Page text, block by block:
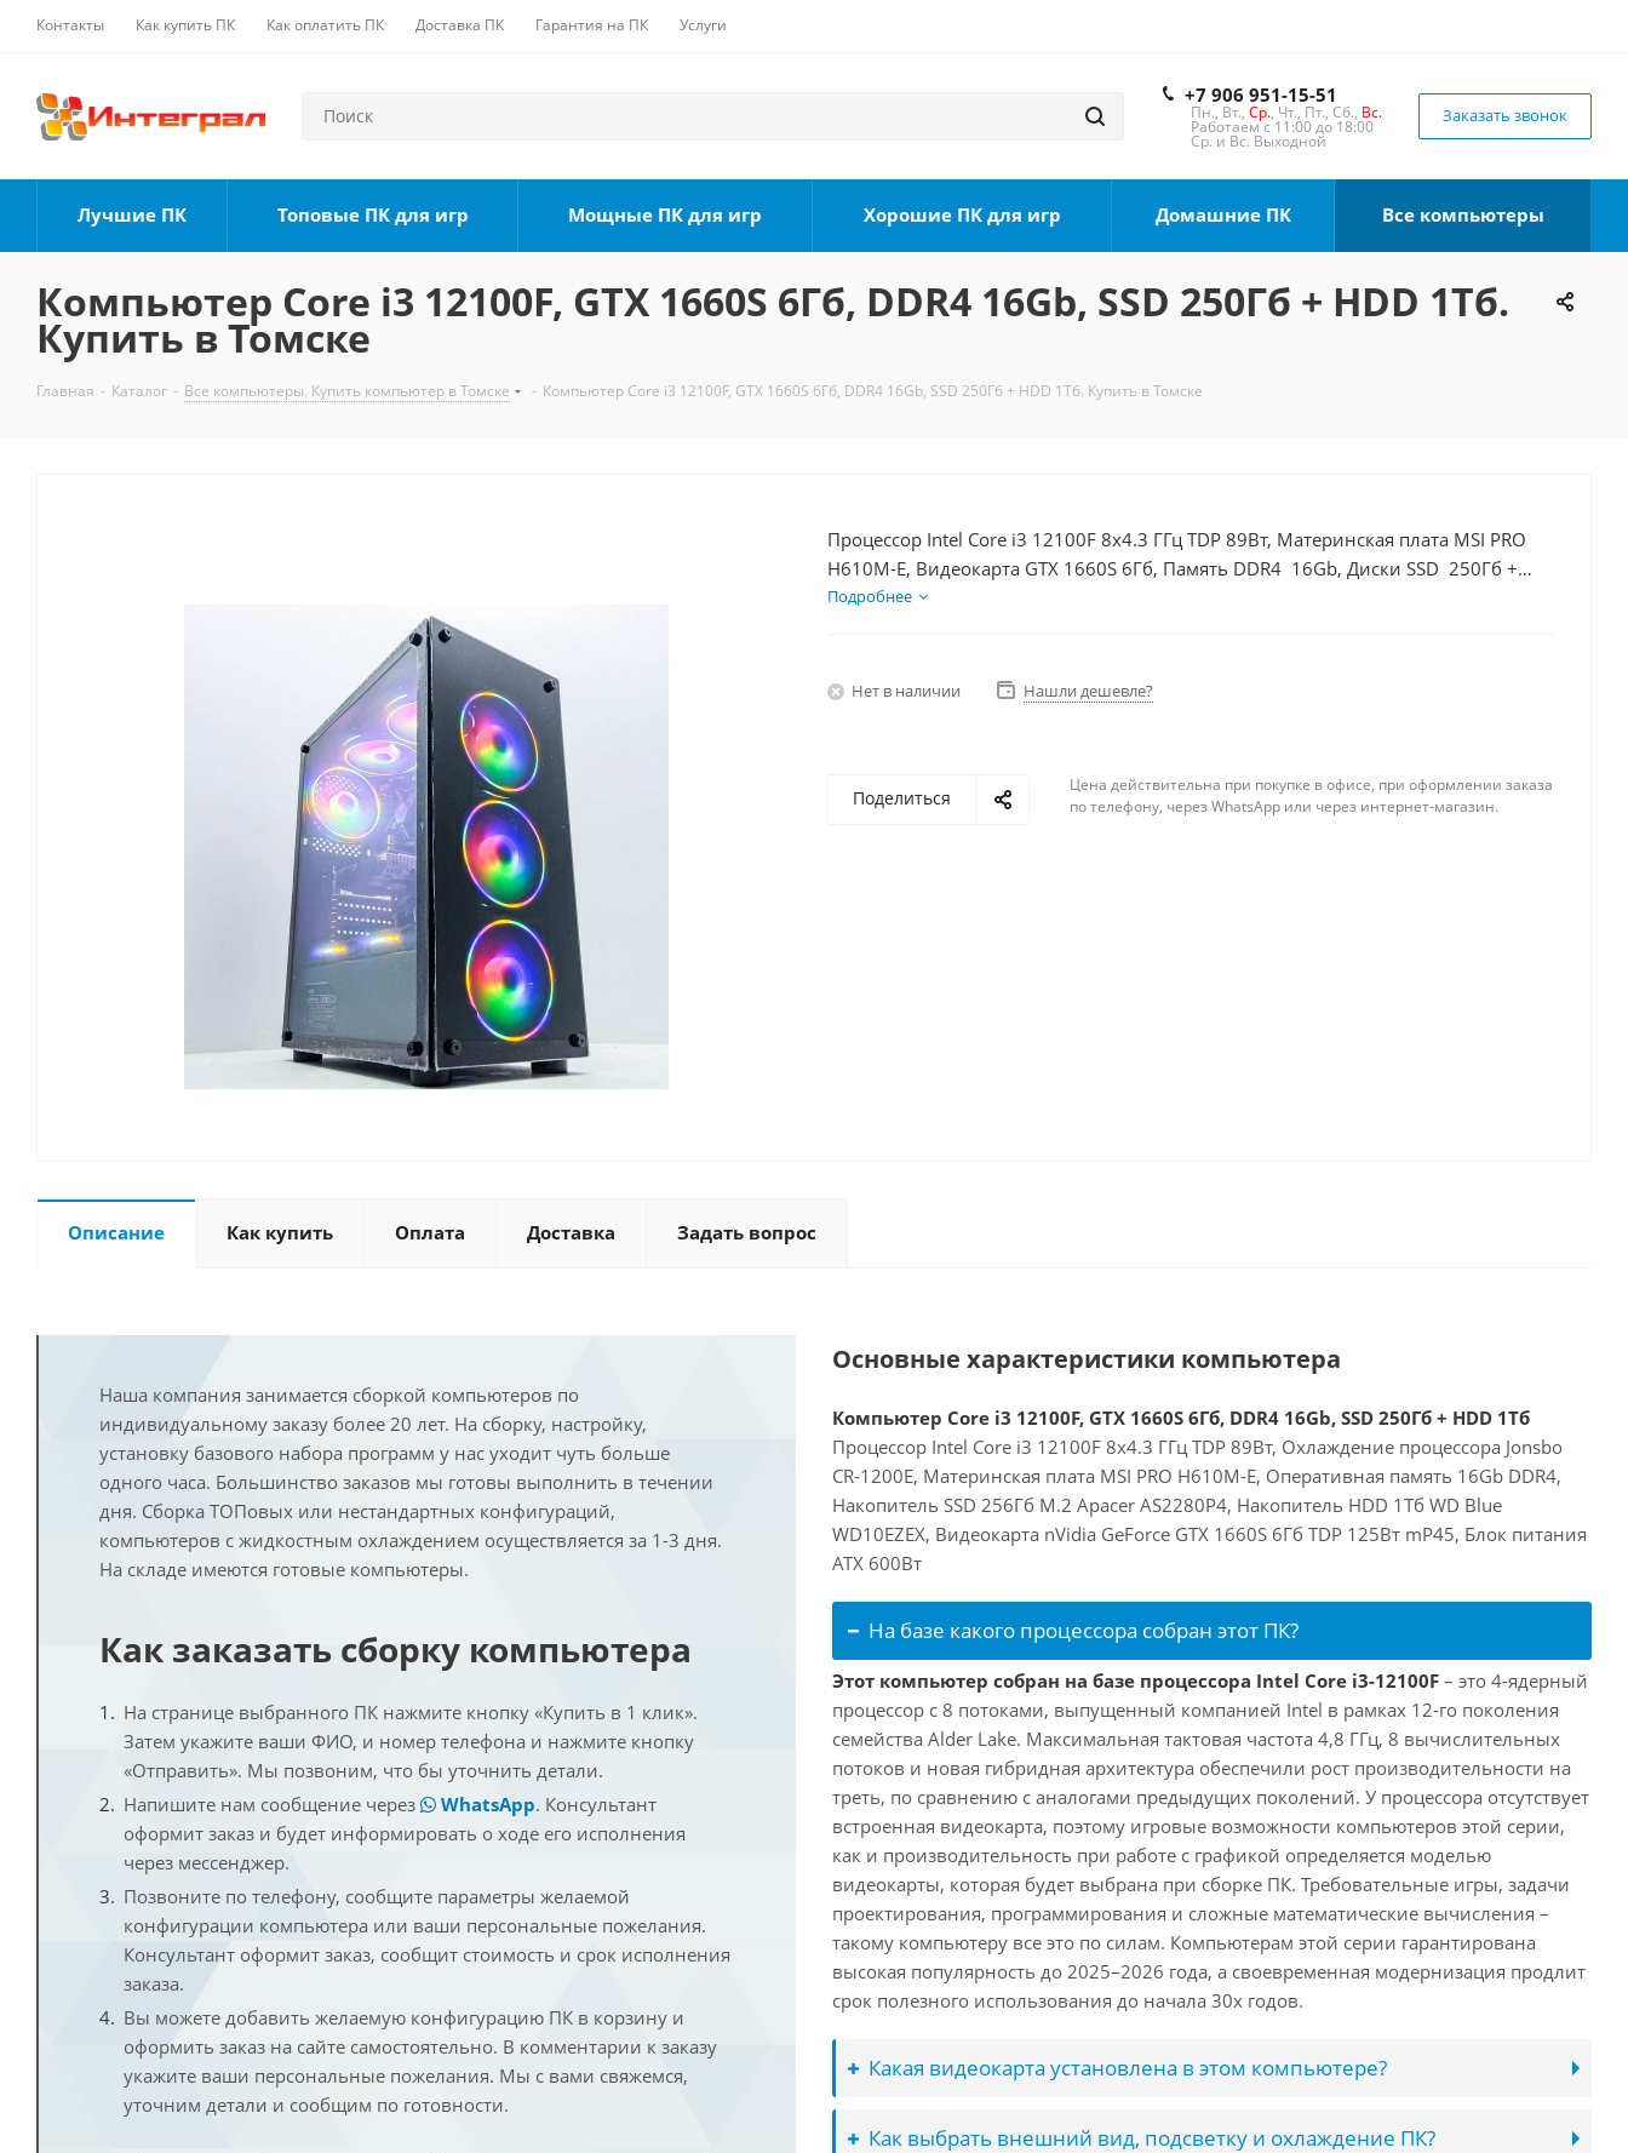
Контакты Как купить ПК Как оплатить ПК Доставка ПК Гарантия на ПК Услуги
+7 906 951-15-51
Пн., Вт., Ср., Чт., Пт., Сб., Вс.
Работаем с 11:00 до 18:00
Ср. и Вс. Выходной
Заказать звонок
Лучшие ПК Топовые ПК для игр Мощные ПК для игр Хорошие ПК для игр Домашние ПК Все компьютеры
Компьютер Core i3 12100F, GTX 1660S 6Гб, DDR4 16Gb, SSD 250Гб + HDD 1Тб.
Купить в Томске
Главная - Каталог - Все компьютеры. Купить компьютер в Томске - Компьютер Core i3 12100F, GTX 1660S 6Гб, DDR4 16Gb, SSD 250Гб + HDD 1Тб. Купить в Томске
Процессор Intel Core i3 12100F 8x4.3 ГГц TDP 89Вт, Материнская плата MSI PRO
H610M-E, Видеокарта GTX 1660S 6Гб, Память DDR4 16Gb, Диски SSD 250Гб +
HDD 1Тб, БП 600Вт
Подробнее
Нет в наличии Нашли дешевле?
Поделиться
Цена действительна при покупке в офисе, при оформлении заказа
по телефону, через WhatsApp или через интернет-магазин.
Описание Как купить Оплата Доставка Задать вопрос
Наша компания занимается сборкой компьютеров по
индивидуальному заказу более 20 лет. На сборку, настройку,
установку базового набора программ у нас уходит чуть больше
одного часа. Большинство заказов мы готовы выполнить в течении
дня. Сборка ТОПовых или нестандартных конфигураций,
компьютеров с жидкостным охлаждением осуществляется за 1-3 дня.
На складе имеются готовые компьютеры.
Как заказать сборку компьютера
На странице выбранного ПК нажмите кнопку «Купить в 1 клик».
Затем укажите ваши ФИО, и номер телефона и нажмите кнопку
«Отправить». Мы позвоним, что бы уточнить детали.
Напишите нам сообщение через
WhatsApp. Консультант
оформит заказ и будет информировать о ходе его исполнения
через мессенджер.
Позвоните по телефону, сообщите параметры желаемой
конфигурации компьютера или ваши персональные пожелания.
Консультант оформит заказ, сообщит стоимость и срок исполнения
заказа.
Вы можете добавить желаемую конфигурацию ПК в корзину и
оформить заказ на сайте самостоятельно. В комментарии к заказу
укажите ваши персональные пожелания. Мы с вами свяжемся,
уточним детали и сообщим по готовности.
Основные характеристики компьютера
Компьютер Core i3 12100F, GTX 1660S 6Гб, DDR4 16Gb, SSD 250Гб + HDD 1Тб
Процессор Intel Core i3 12100F 8x4.3 ГГц TDP 89Вт, Охлаждение процессора Jonsbo
CR-1200E, Материнская плата MSI PRO H610M-E, Оперативная память 16Gb DDR4,
Накопитель SSD 256Гб M.2 Apacer AS2280P4, Накопитель HDD 1Тб WD Blue
WD10EZEX, Видеокарта nVidia GeForce GTX 1660S 6Гб TDP 125Вт mP45, Блок питания
ATX 600Вт
На базе какого процессора собран этот ПК?
Этот компьютер собран на базе процессора Intel Core i3-12100F – это 4-ядерный
процессор с 8 потоками, выпущенный компанией Intel в рамках 12-го поколения
семейства Alder Lake. Максимальная тактовая частота 4,8 ГГц, 8 вычислительных
потоков и новая гибридная архитектура обеспечили рост производительности на
треть, по сравнению с аналогами предыдущих поколений. У процессора отсутствует
встроенная видеокарта, поэтому игровые возможности компьютеров этой серии,
как и производительность при работе с графикой определяется моделью
видеокарты, которая будет выбрана при сборке ПК. Требовательные игры, задачи
проектирования, программирования и сложные математические вычисления –
такому компьютеру все это по силам. Компьютерам этой серии гарантирована
высокая популярность до 2025–2026 года, а своевременная модернизация продлит
срок полезного использования до начала 30х годов.
Какая видеокарта установлена в этом компьютере?
Как выбрать внешний вид, подсветку и охлаждение ПК?